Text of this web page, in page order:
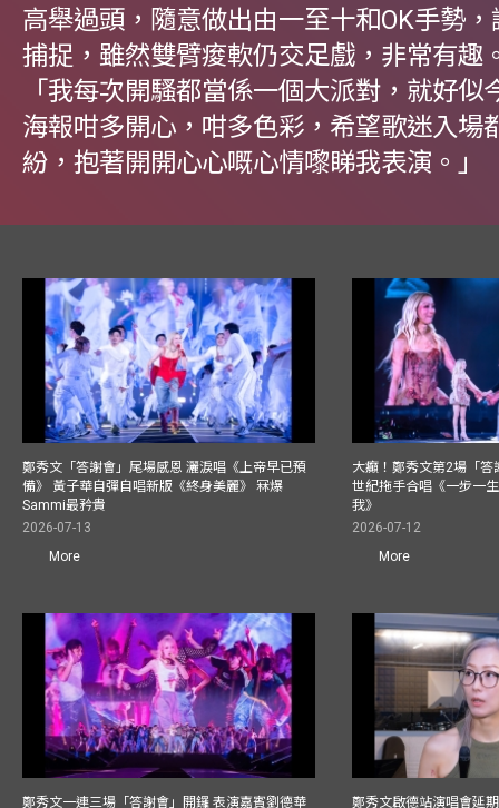
高舉過頭，隨意做出由一至十和OK手勢
捕捉，雖然雙臂痠軟仍交足戲，非常有趣
「我每次開騷都當係一個大派對，就好似
海報咁多開心，咁多色彩，希望歌迷入場
紛，抱著開開心心嘅心情嚟睇我表演。」
鄭秀文「答謝會」尾場感恩 灑淚唱《上帝早已預
備》 黃子華自彈自唱新版《終身美麗》 冧爆
Sammi最矜貴
2026-07-13
More
大癲！鄭秀文第2場「
世紀拖手合唱《一步一
我》
2026-07-12
More
鄭秀文一連三場「答謝會」開鑼 表演嘉賓劉德華
鄭秀文啟德站演唱會延